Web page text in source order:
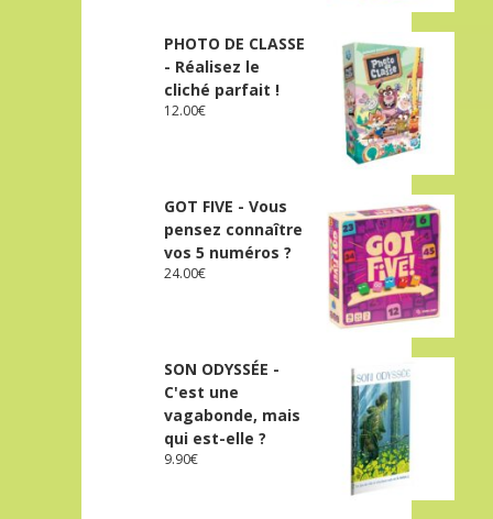
PHOTO DE CLASSE
- Réalisez le
cliché parfait !
12.00€
GOT FIVE - Vous
pensez connaître
vos 5 numéros ?
24.00€
SON ODYSSÉE -
C'est une
vagabonde, mais
qui est-elle ?
9.90€